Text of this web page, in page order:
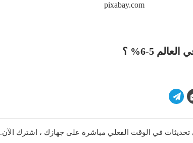
pixabay.com
5-6% ؟
في الوقت الفعلي مباشرة على جهازك ، اشترك الآن.